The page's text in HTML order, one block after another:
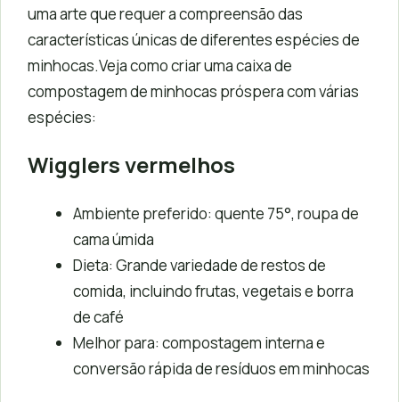
uma arte que requer a compreensão das
características únicas de diferentes espécies de
minhocas.Veja como criar uma caixa de
compostagem de minhocas próspera com várias
espécies:
Wigglers vermelhos
Ambiente preferido: quente 75°, roupa de
cama úmida
Dieta: Grande variedade de restos de
comida, incluindo frutas, vegetais e borra
de café
Melhor para: compostagem interna e
conversão rápida de resíduos em minhocas